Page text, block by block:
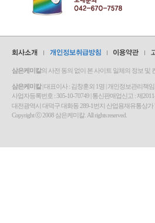
삼은케미칼의 사전 동의 없이 본 사이트 일체의 정보 및
삼은케미칼| 대표이사 : 김창훈외 1명 | 개인정보관리책
사업자등록번호 : 305-10-70749 | 통신판매업신고 : 제
대전광역시 대덕구 대화동 289-1번지 산업용재유통상가 7-
Copyright ⓒ 2008 삼은케미칼. All rights reserved.